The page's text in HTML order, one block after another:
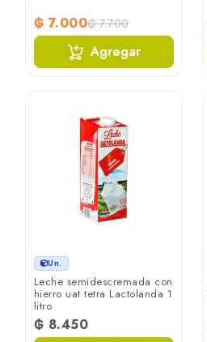
₲ 7.000₲ 7.700
Agregar
Un.
Leche semidescremada con
hierro uat tetra Lactolanda 1
litro
₲ 8.450